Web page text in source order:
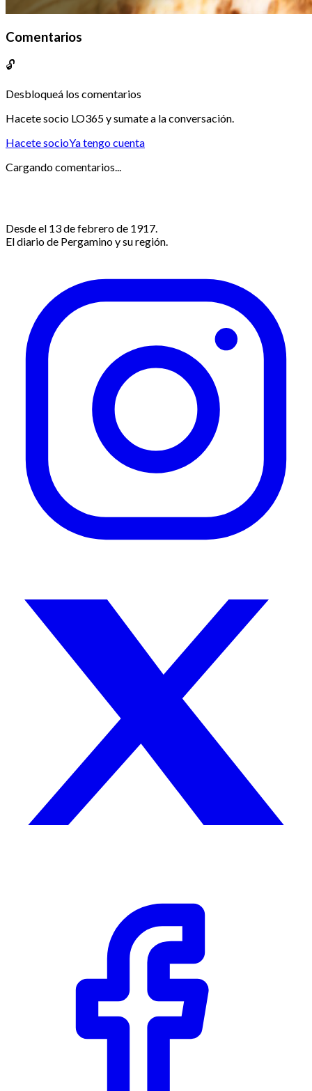
Comentarios
🔓
Desbloqueá los comentarios
Hacete socio LO365 y sumate a la conversación.
Hacete socioYa tengo cuenta
Cargando comentarios...
Desde el 13 de febrero de 1917.
El diario de Pergamino y su región.